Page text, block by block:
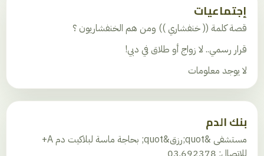
إجتماعيات
قصة كلمة (( خنفشاري )) ومن هم الخنفشاريون ؟
قرار رسمي.. لا زواج أو طلاق في دبي!
لا يوجد معلومات
بنك الدم
مستشفى &quot;رزق&quot; بحاجة ماسة لبلاكيت دم A+